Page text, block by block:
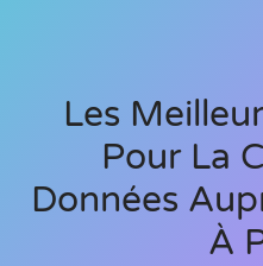
Les
Pour La
Données
À